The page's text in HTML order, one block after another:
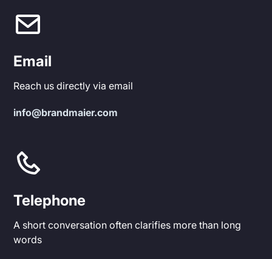
Email
Reach us directly via email
info@brandmaier.com
Telephone
A short conversation often clarifies more than long
words